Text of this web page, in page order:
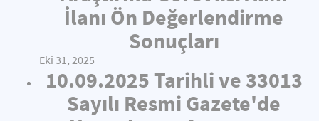
İlanı Ön Değerlendirme
Sonuçları
Eki 31, 2025
10.09.2025 Tarihli ve 33013
Sayılı Resmi Gazete'de